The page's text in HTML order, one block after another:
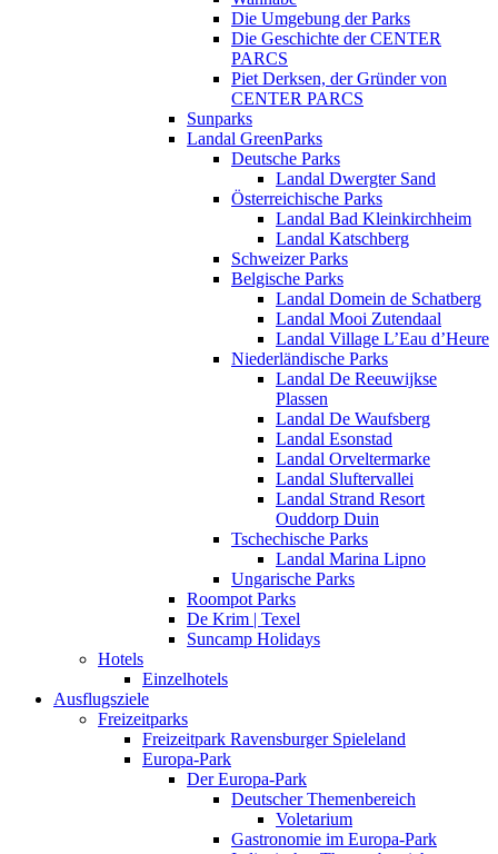
Die Umgebung der Parks
Die Geschichte der CENTER
PARCS
Piet Derksen, der Gründer von
CENTER PARCS
Sunparks
Landal GreenParks
Deutsche Parks
Landal Dwergter Sand
Österreichische Parks
Landal Bad Kleinkirchheim
Landal Katschberg
Schweizer Parks
Belgische Parks
Landal Domein de Schatberg
Landal Mooi Zutendaal
Landal Village L’Eau d’Heure
Niederländische Parks
Landal De Reeuwijkse
Plassen
Landal De Waufsberg
Landal Esonstad
Landal Orveltermarke
Landal Sluftervallei
Landal Strand Resort
Ouddorp Duin
Tschechische Parks
Landal Marina Lipno
Ungarische Parks
Roompot Parks
De Krim | Texel
Suncamp Holidays
Hotels
Einzelhotels
Ausflugsziele
Freizeitparks
Freizeitpark Ravensburger Spieleland
Europa-Park
Der Europa-Park
Deutscher Themenbereich
Voletarium
Gastronomie im Europa-Park